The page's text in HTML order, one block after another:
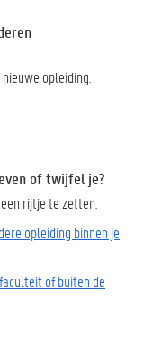
opleiding.
of twijfel je?
rijtje te zetten.
opleiding binnen je
of buiten de